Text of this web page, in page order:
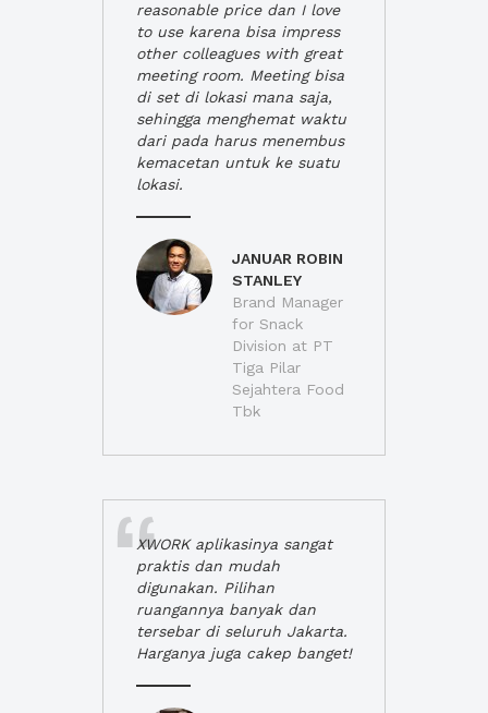
reasonable price dan I love
to use karena bisa impress
other colleagues with great
meeting room. Meeting bisa
di set di lokasi mana saja,
sehingga menghemat waktu
dari pada harus menembus
kemacetan untuk ke suatu
lokasi.
JANUAR ROBIN
STANLEY
Brand Manager
for Snack
Division at PT
Tiga Pilar
Sejahtera Food
Tbk
XWORK aplikasinya sangat
praktis dan mudah
digunakan. Pilihan
ruangannya banyak dan
tersebar di seluruh Jakarta.
Harganya juga cakep banget!